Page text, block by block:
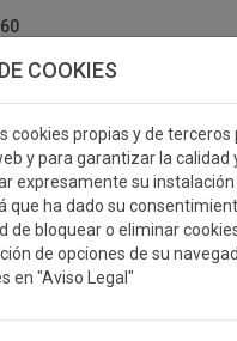
COOKIES
cookies propias y de
y para garantizar la calidad
expresamente su
que ha dado su
de bloquear o eliminar
de opciones de su
en "Aviso Legal"